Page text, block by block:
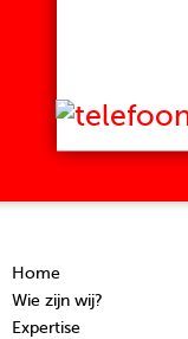
Home
Wie zijn wij?
Expertise